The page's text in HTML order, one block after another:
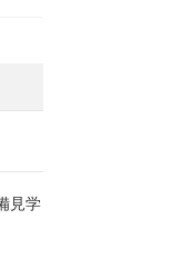
見学